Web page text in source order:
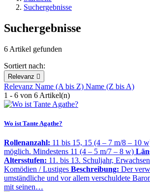
Suchergebnisse
Suchergebnisse
6 Artikel gefunden
Sortiert nach:
Relevanz 
Relevanz Name (A bis Z) Name (Z bis A)
1 - 6 von 6 Artikel(n)
Wo ist Tante Agathe?
Rollenanzahl: 11 bis 15, 15 (4 – 7 m/8 – 10
möglich. Mindestens 11 (4 – 5 m/7 – 8 w)
Altersstufen: 11. bis 13. Schuljahr,
Komödien / Lustiges Beschreibung: Der
umständliche und vor allem verschuldete
mit seinen…